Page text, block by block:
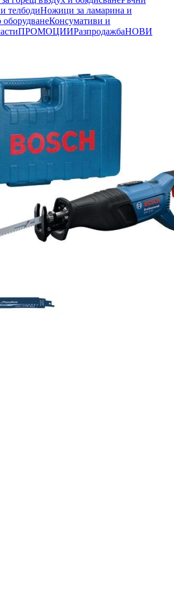
телбодиНожици за ламарина и
оборудванеКонсумативи и
ПРОМОЦИИРазпродажбаНОВИ